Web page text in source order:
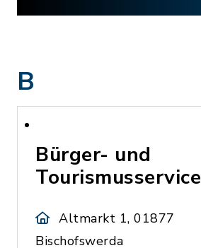
B
Bürger- und
Tourismusservice
Altmarkt 1, 01877
Bischofswerda